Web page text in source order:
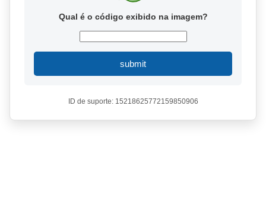
Qual é o código exibido na imagem?
submit
ID de suporte: 15218625772159850906